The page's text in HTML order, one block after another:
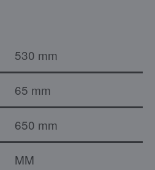
530 mm
65 mm
650 mm
MM